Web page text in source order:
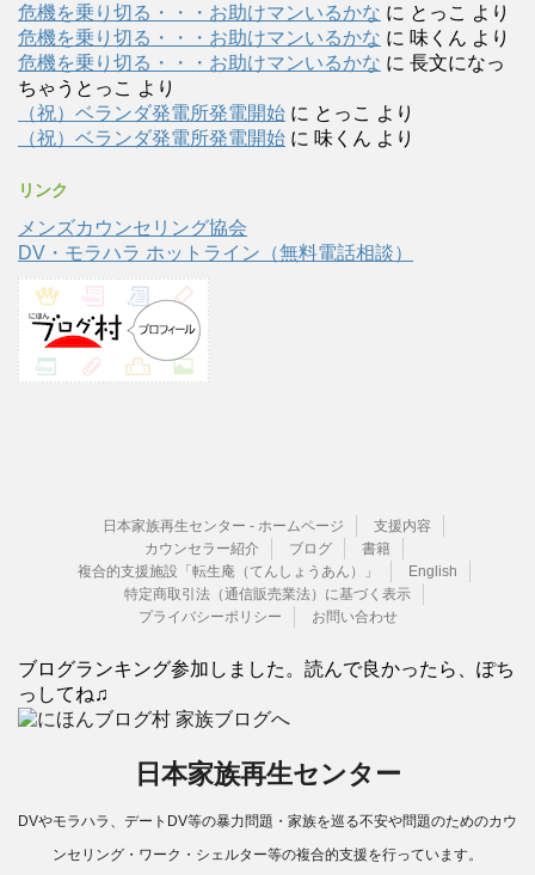
危機を乗り切る・・・お助けマンいるかな に とっこ より
危機を乗り切る・・・お助けマンいるかな に 味くん より
危機を乗り切る・・・お助けマンいるかな に 長文になっ
ちゃうとっこ より
（祝）ベランダ発電所発電開始 に とっこ より
（祝）ベランダ発電所発電開始 に 味くん より
リンク
メンズカウンセリング協会
DV・モラハラ ホットライン（無料電話相談）
日本家族再生センター - ホームページ
支援内容
カウンセラー紹介
ブログ
書籍
複合的支援施設「転生庵（てんしょうあん）」
English
特定商取引法（通信販売業法）に基づく表示
プライバシーポリシー
お問い合わせ
ブログランキング参加しました。読んで良かったら、ぽち
っしてね♫
日本家族再生センター
DVやモラハラ、デートDV等の暴力問題・家族を巡る不安や問題のためのカウ
ンセリング・ワーク・シェルター等の複合的支援を行っています。